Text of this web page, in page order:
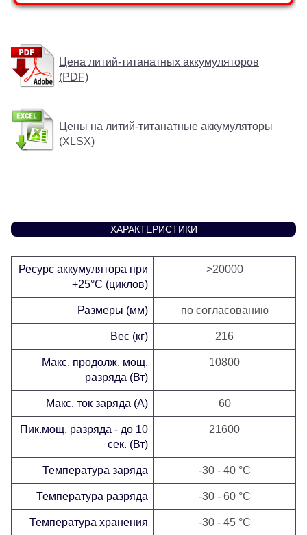
Цена литий-титанатных аккумуляторов
(PDF)
Цены на литий-титанатные аккумуляторы
(XLSX)
ХАРАКТЕРИСТИКИ
Ресурс аккумулятора при
+25°C (циклов)
>20000
Размеры (мм) по согласованию
Вес (кг) 216
Макс. продолж. мощ.
разряда (Вт)
10800
Макс. ток заряда (А) 60
Пик.мощ. разряда - до 10
сек. (Вт)
21600
Температура заряда -30 - 40 °C
Температура разряда -30 - 60 °C
Температура хранения -30 - 45 °C